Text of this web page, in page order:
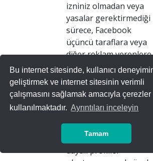
Bu internet sitesinde, kullanıcı
geliştirmek ve internet sitesinin verimli
çalışmasını sağlamak amacıyla çerezler
kullanılmaktadır. Ayrıntıları inceleyin
Tamam
izniniz olmadan veya
yasalar gerektirmediği
sürece, Facebook
üçüncü taraflara veya
diğer reklam verenlere
özel hedef kitleniz için
erişim veya bilgi vermez,
özel hedef kitle
bilgilerinizi
kullanıcılarımız
hakkındaki bilgilere
eklemez veya ilgi alanına
dayalı profiller